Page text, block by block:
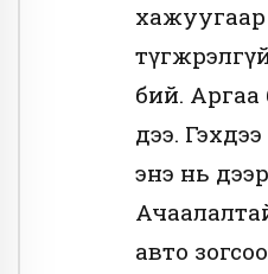
хажуугаар
бий. Аргаа
дээ.
энэ нь
авто